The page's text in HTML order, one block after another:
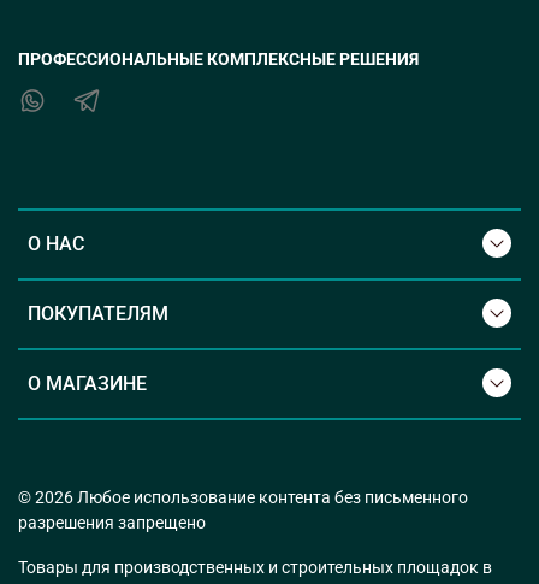
О НАС
ПОКУПАТЕЛЯМ
О МАГАЗИНЕ
ПРОФЕССИОНАЛЬНЫЕ КОМПЛЕКСНЫЕ РЕШЕНИЯ
© 2026 Любое использование контента без письменного
разрешения запрещено
Товары для производственных и строительных площадок в